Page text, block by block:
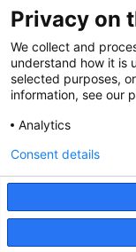
Whitepapers
Specification Tools
Jobs
News
Cases
Upcoming events
Contact us
Terms and conditions
CO2 awareness
Politique de
Signaler un incident
Minkels utilise des
vous avez la meilleure
notre site web. Les
assurent le bon
sont toujours utilisés.
des cookies
sociaux et des cookies
marketing.
Pour en savoir plus sur
. Si
accepter nos cookies (à
fonctionnels), cliquezici.
Privacy on
We collect and
understand how it is
selected purposes,
information, see our
Analytics
Consent details